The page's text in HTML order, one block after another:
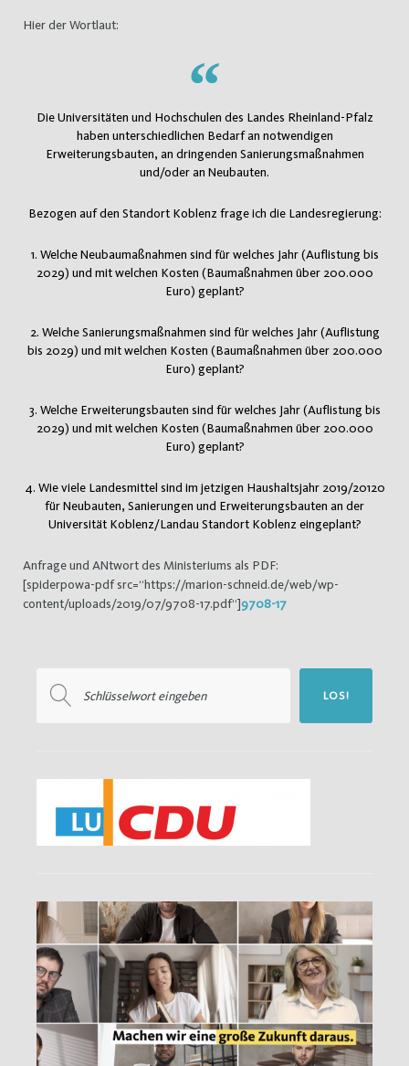
Hier der Wortlaut:
Die Universitäten und Hochschulen des Landes Rheinland-Pfalz
haben unterschiedlichen Bedarf an notwendigen
Erweiterungsbauten, an dringenden Sanierungsmaßnahmen
und/oder an Neubauten.
Bezogen auf den Standort Koblenz frage ich die Landesregierung:
1. Welche Neubaumaßnahmen sind für welches Jahr (Auflistung bis
2029) und mit welchen Kosten (Baumaßnahmen über 200.000
Euro) geplant?
2. Welche Sanierungsmaßnahmen sind für welches Jahr (Auflistung
bis 2029) und mit welchen Kosten (Baumaßnahmen über 200.000
Euro) geplant?
3. Welche Erweiterungsbauten sind für welches Jahr (Auflistung bis
2029) und mit welchen Kosten (Baumaßnahmen über 200.000
Euro) geplant?
4. Wie viele Landesmittel sind im jetzigen Haushaltsjahr 2019/20120
für Neubauten, Sanierungen und Erweiterungsbauten an der
Universität Koblenz/Landau Standort Koblenz eingeplant?
Anfrage und ANtwort des Ministeriums als PDF:
[spiderpowa-pdf src=“https://marion-schneid.de/web/wp-
content/uploads/2019/07/9708-17.pdf“]9708-17
nach:
LOS!